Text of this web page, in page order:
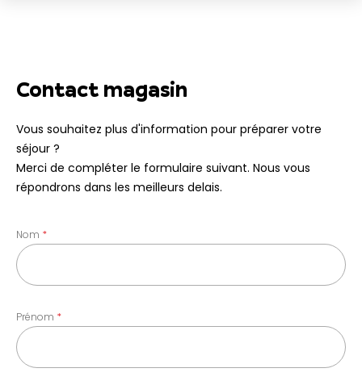
Contact magasin
Vous souhaitez plus d'information pour préparer votre
séjour ?
Merci de compléter le formulaire suivant. Nous vous
répondrons dans les meilleurs delais.
Nom
Prénom